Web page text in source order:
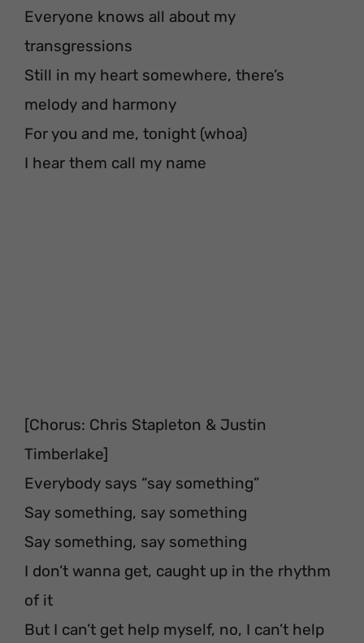
Everyone knows all about my
transgressions
Still in my heart somewhere, there’s
melody and harmony
For you and me, tonight (whoa)
I hear them call my name
[Chorus: Chris Stapleton & Justin
Timberlake]
Everybody says “say something”
Say something, say something
Say something, say something
I don’t wanna get, caught up in the rhythm
of it
But I can’t get help myself, no, I can’t help